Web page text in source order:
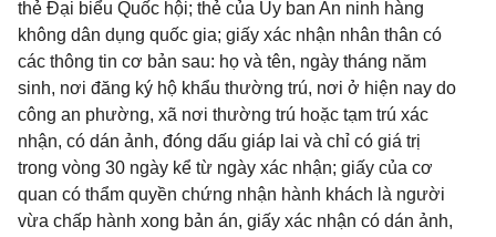
thẻ Đại biểu Quốc hội; thẻ của Ủy ban An ninh hàng
không dân dụng quốc gia; giấy xác nhận nhân thân có
các thông tin cơ bản sau: họ và tên, ngày tháng năm
sinh, nơi đăng ký hộ khẩu thường trú, nơi ở hiện nay do
công an phường, xã nơi thường trú hoặc tạm trú xác
nhận, có dán ảnh, đóng dấu giáp lai và chỉ có giá trị
trong vòng 30 ngày kể từ ngày xác nhận; giấy của cơ
quan có thẩm quyền chứng nhận hành khách là người
vừa chấp hành xong bản án, giấy xác nhận có dán ảnh,